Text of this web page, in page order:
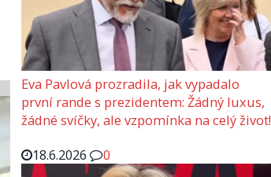
Eva Pavlová prozradila, jak vypadalo
první rande s prezidentem: Žádný luxus,
žádné svíčky, ale vzpomínka na celý život!
18.6.2026
0